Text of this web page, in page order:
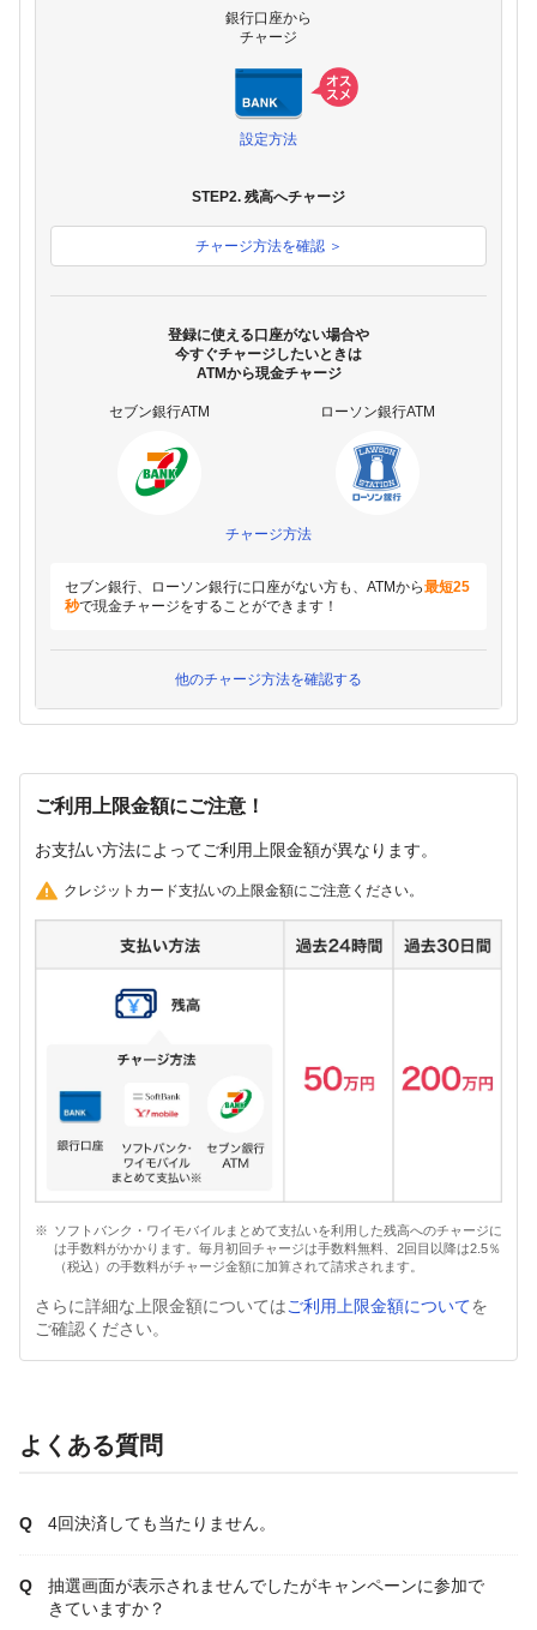
銀行口座から
チャージ
設定方法
STEP2. 残高へチャージ
チャージ方法を確認 ＞
登録に使える口座がない場合や
今すぐチャージしたいときは
ATMから現金チャージ
セブン銀行ATM ローソン銀行ATM
チャージ方法
セブン銀行、ローソン銀行に口座がない方も、ATMから最短25
秒で現金チャージをすることができます！
他のチャージ方法を確認する
ご利用上限金額にご注意！
お支払い方法によってご利用上限金額が異なります。
クレジットカード支払いの上限金額にご注意ください。
ソフトバンク・ワイモバイルまとめて支払いを利用した残高へのチャージに
は手数料がかかります。毎月初回チャージは手数料無料、2回目以降は2.5％
（税込）の手数料がチャージ金額に加算されて請求されます。
さらに詳細な上限金額についてはご利用上限金額についてを
ご確認ください。
よくある質問
4回決済しても当たりません。
抽選画面が表示されませんでしたがキャンペーンに参加で
きていますか？